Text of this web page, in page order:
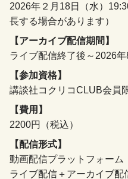
2026年２月18日（水）
長する場合があります）
【アーカイブ配信期間】
ライブ配信終了後～2026
【参加資格】
講談社コクリコCLUB会員
【費用】
2200円（税込）
【配信形式】
動画配信プラットフォー
ライブ配信＋アーカイブ配